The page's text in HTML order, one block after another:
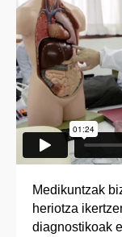
Medikuntzak
heriotza
diagnostikoak